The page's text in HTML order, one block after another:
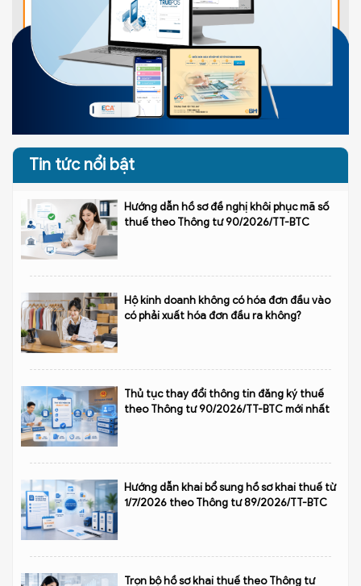
Tin tức nổi bật
Hướng dẫn hồ sơ đề nghị khôi phục mã số
thuế theo Thông tư 90/2026/TT-BTC
Hộ kinh doanh không có hóa đơn đầu vào
có phải xuất hóa đơn đầu ra không?
Thủ tục thay đổi thông tin đăng ký thuế
theo Thông tư 90/2026/TT-BTC mới nhất
Hướng dẫn khai bổ sung hồ sơ khai thuế từ
1/7/2026 theo Thông tư 89/2026/TT-BTC
Trọn bộ hồ sơ khai thuế theo Thông tư